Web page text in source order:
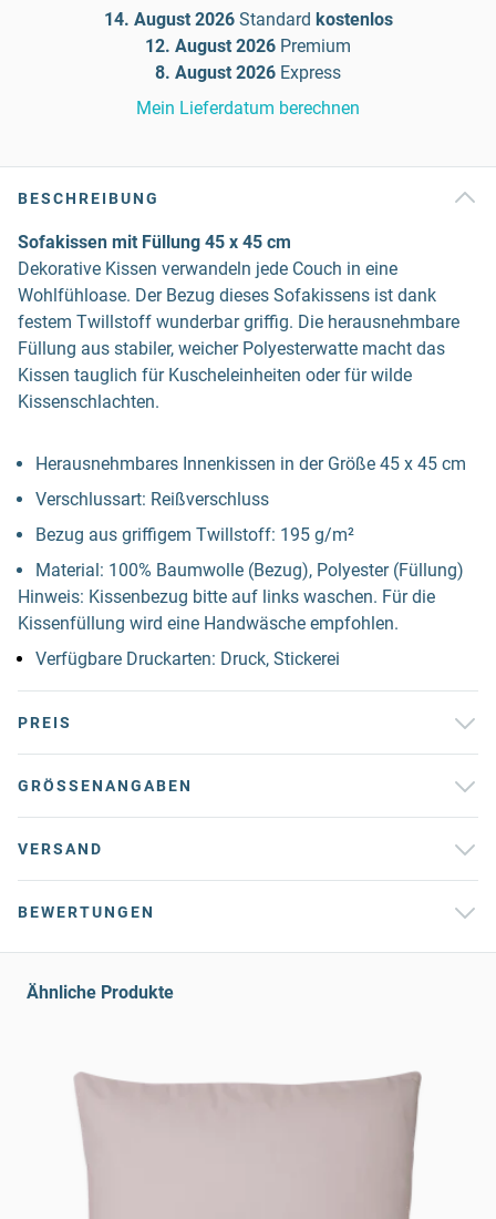
14. August 2026 Standard kostenlos
12. August 2026 Premium
8. August 2026 Express
Mein Lieferdatum berechnen
BESCHREIBUNG
Sofakissen mit Füllung 45 x 45 cm
Dekorative Kissen verwandeln jede Couch in eine
Wohlfühloase. Der Bezug dieses Sofakissens ist dank
festem Twillstoff wunderbar griffig. Die herausnehmbare
Füllung aus stabiler, weicher Polyesterwatte macht das
Kissen tauglich für Kuscheleinheiten oder für wilde
Kissenschlachten.
Herausnehmbares Innenkissen in der Größe 45 x 45 cm
Verschlussart: Reißverschluss
Bezug aus griffigem Twillstoff: 195 g/m²
Material: 100% Baumwolle (Bezug), Polyester (Füllung)
Hinweis: Kissenbezug bitte auf links waschen. Für die
Kissenfüllung wird eine Handwäsche empfohlen.
Verfügbare Druckarten: Druck, Stickerei
PREIS
GRÖSSENANGABEN
VERSAND
BEWERTUNGEN
Ähnliche Produkte